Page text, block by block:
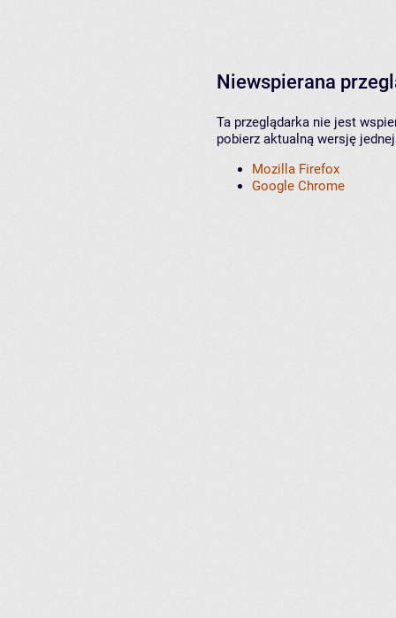
Niewspierana
Ta przeglądarka nie jest
pobierz aktualną wersję
Mozilla Firefox
Google Chrome